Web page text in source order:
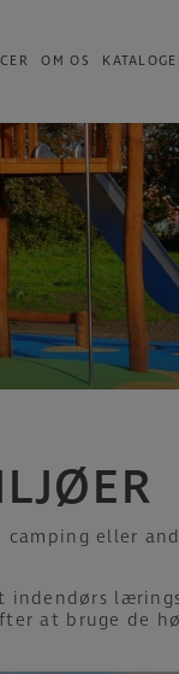
OM OS
eller
indendørs
at bruge de